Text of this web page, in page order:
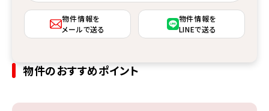
物件情報を
メールで送る
物件情報を
LINEで送る
物件のおすすめポイント